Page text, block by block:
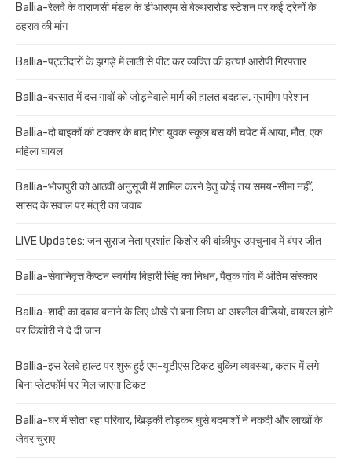
Ballia-रेलवे के वाराणसी मंडल के डीआरएम से बेल्थरारोड स्टेशन पर कई ट्रेनों के
ठहराव की मांग
Ballia-पट्टीदारों के झगड़े में लाठी से पीट कर व्यक्ति की हत्या! आरोपी गिरफ्तार
Ballia-बरसात में दस गावों को जोड़नेवाले मार्ग की हालत बदहाल, ग्रामीण परेशान
Ballia-दो बाइकों की टक्कर के बाद गिरा युवक स्कूल बस की चपेट में आया, मौत, एक
महिला घायल
Ballia-भोजपुरी को आठवीं अनुसूची में शामिल करने हेतु कोई तय समय-सीमा नहीं,
सांसद के सवाल पर मंत्री का जवाब
LIVE Updates: जन सुराज नेता प्रशांत किशोर की बांकीपुर उपचुनाव में बंपर जीत
Ballia-सेवानिवृत्त कैप्टन स्वर्गीय बिहारी सिंह का निधन, पैतृक गांव में अंतिम संस्कार
Ballia-शादी का दबाव बनाने के लिए धोखे से बना लिया था अश्लील वीडियो, वायरल होने
पर किशोरी ने दे दी जान
Ballia-इस रेलवे हाल्ट पर शुरू हुई एम-यूटीएस टिकट बुकिंग व्यवस्था, कतार में लगे
बिना प्लेटफॉर्म पर मिल जाएगा टिकट
Ballia-घर में सोता रहा परिवार, खिड़की तोड़कर घुसे बदमाशों ने नकदी और लाखों के
जेवर चुराए